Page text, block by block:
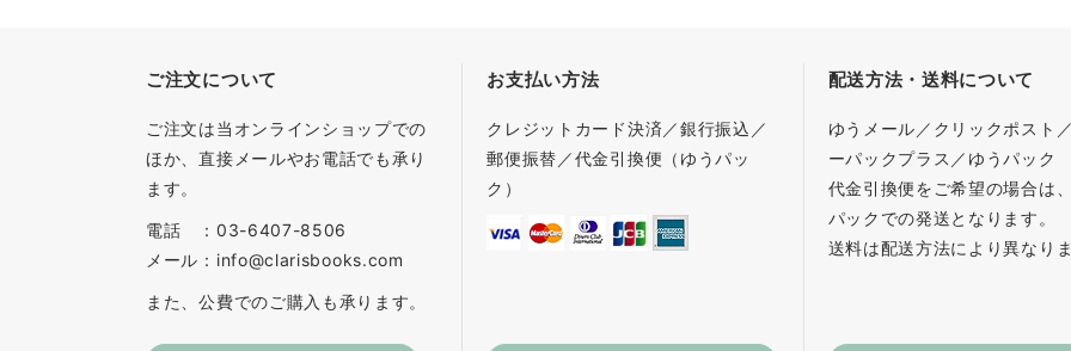
ご注文について
ご注文は当オンラインショップでの
ほか、直接メールやお電話でも承り
ます。
電話 ：03-6407-8506
メール：info@clarisbooks.com
また、公費でのご購入も承ります。
お支払い方法
クレジットカード決済／銀行振込／
郵便振替／代金引換便（ゆうパッ
ク）
配送方法・送料について
ゆうメール／クリックポスト
ーパックプラス／ゆうパック
代金引換便をご希望の場合は
パックでの発送となります。
送料は配送方法により異なり